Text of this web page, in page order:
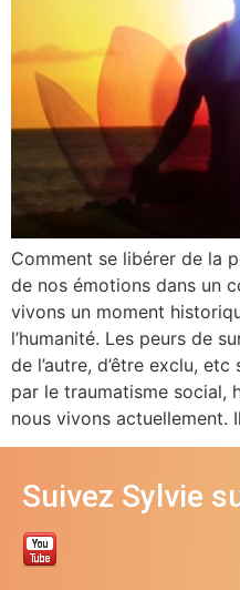
Comment se libérer de la
de nos émotions dans un
vivons un moment
l’humanité. Les peurs de
de l’autre, d’être exclu,
par le traumatisme social,
nous vivons actuellement.
Suivez Sylvie